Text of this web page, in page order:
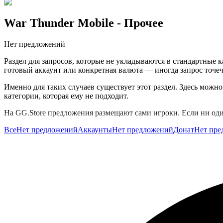
War Thunder Mobile - Прочее
Нет предложений
Раздел для запросов, которые не укладываются в
готовый аккаунт или конкретная валюта — иногда запрос
Именно для таких случаев существует этот раздел. Здесь
категории, которая ему не подходит.
На GG.Store предложения размещают сами игроки. Если ни
ВсеНет предложенийАккаунтыНет предложенийДонатНет